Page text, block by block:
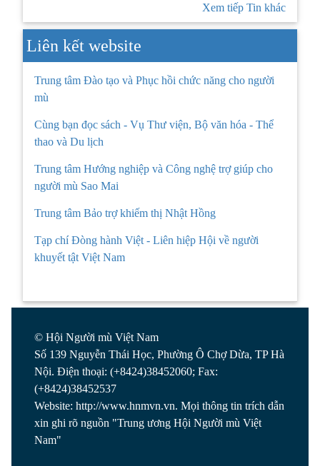
Xem tiếp Tin khác
Liên kết website
Trung tâm Đào tạo và Phục hồi chức năng cho người
mù
Cùng bạn đọc sách - Vụ Thư viện, Bộ văn hóa - Thể
thao và Du lịch
Trung tâm Hướng nghiệp và Công nghệ trợ giúp cho
người mù Sao Mai
Trung tâm Bảo trợ khiếm thị Nhật Hồng
Tạp chí Đòng hành Việt - Liên hiệp Hội về người
khuyết tật Việt Nam
© Hội Người mù Việt Nam
Số 139 Nguyễn Thái Học, Phường Ô Chợ Dừa, TP Hà
Nội. Điện thoại: (+8424)38452060; Fax:
(+8424)38452537
Website: http://www.hnmvn.vn. Mọi thông tin trích dẫn
xin ghi rõ nguồn "Trung ương Hội Người mù Việt
Nam"